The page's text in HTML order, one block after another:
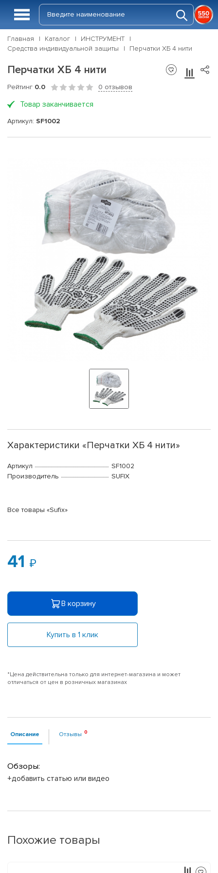
Главная Каталог
ИНСТРУМЕНТ
Средства индивидуальной защиты
Перчатки ХБ 4 нити
Перчатки ХБ 4 нити
Рейтинг 0.0 0 отзывов
Товар заканчивается
Артикул: SF1002
Характеристики «Перчатки ХБ 4 нити»
Артикул
SF1002
Производитель
SUFIX
Все товары «Sufix»
41
В корзину
Купить в 1 клик
*Цена действительна только для интернет-магазина и может
отличаться от цен в розничных магазинах
Описание Отзывы
Обзоры:
+добавить статью или видео
Похожие товары